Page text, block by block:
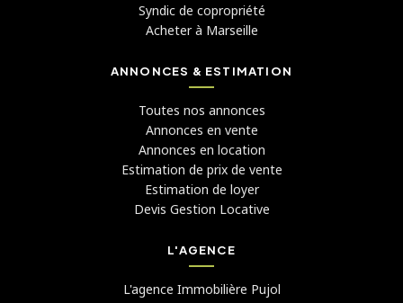
Syndic de copropriété
Acheter à Marseille
ANNONCES & ESTIMATION
Toutes nos annonces
Annonces en vente
Annonces en location
Estimation de prix de vente
Estimation de loyer
Devis Gestion Locative
L'AGENCE
L'agence Immobilière Pujol